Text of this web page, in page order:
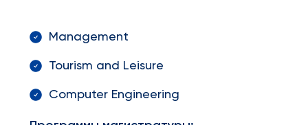
Management
Tourism and Leisure
Computer Engineering